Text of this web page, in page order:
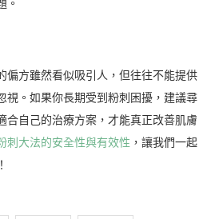
。
偏方雖然看似吸引人，但往往不能提供
視。如果你長期受到粉刺困擾，建議尋
合自己的治療方案，才能真正改善肌膚
刺大法的安全性與有效性 ，讓我們一起